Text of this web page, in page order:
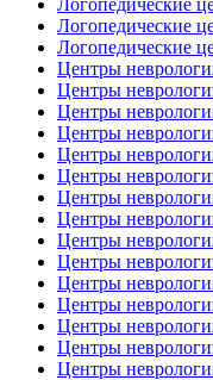
Логопедические
Логопедические
Центры
Центры
Центры
Центры
Центры
Центры
Центры
Центры
Центры
Центры
Центры
Центры
Центры
Центры
Центры